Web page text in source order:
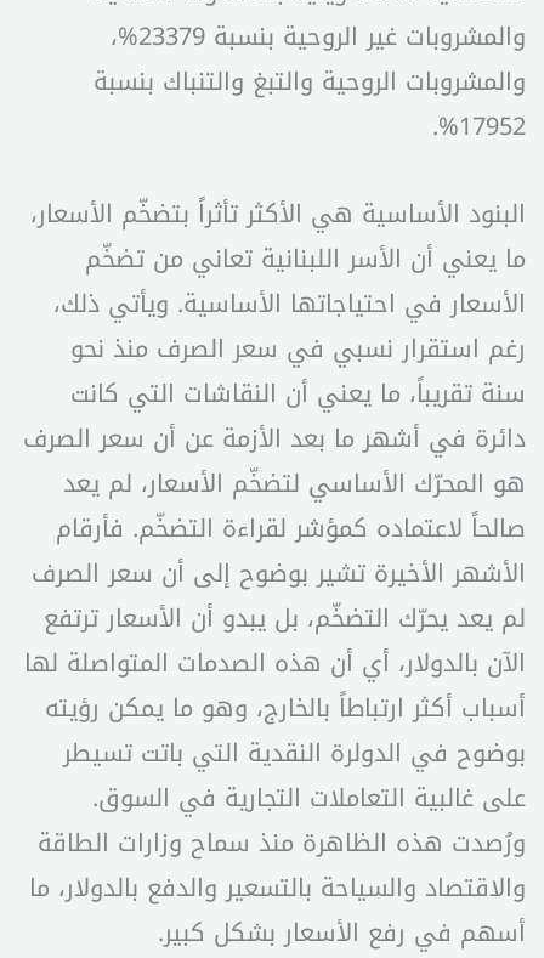
والمشروبات غير الروحية بنسبة 23379%،
والمشروبات الروحية والتبغ والتنباك بنسبة
17952%.
البنود الأساسية هي الأكثر تأثراً بتضخّم الأسعار،
ما يعني أن الأسر اللبنانية تعاني من تضخّم
الأسعار في احتياجاتها الأساسية. ويأتي ذلك،
رغم استقرار نسبي في سعر الصرف منذ نحو
سنة تقريباً، ما يعني أن النقاشات التي كانت
دائرة في أشهر ما بعد الأزمة عن أن سعر الصرف
هو المحرّك الأساسي لتضخّم الأسعار، لم يعد
صالحاً لاعتماده كمؤشر لقراءة التضخّم. فأرقام
الأشهر الأخيرة تشير بوضوح إلى أن سعر الصرف
لم يعد يحرّك التضخّم، بل يبدو أن الأسعار ترتفع
الآن بالدولار، أي أن هذه الصدمات المتواصلة لها
أسباب أكثر ارتباطاً بالخارج، وهو ما يمكن رؤيته
بوضوح في الدولرة النقدية التي باتت تسيطر
على غالبية التعاملات التجارية في السوق.
ورُصدت هذه الظاهرة منذ سماح وزارات الطاقة
والاقتصاد والسياحة بالتسعير والدفع بالدولار، ما
أسهم في رفع الأسعار بشكل كبير.